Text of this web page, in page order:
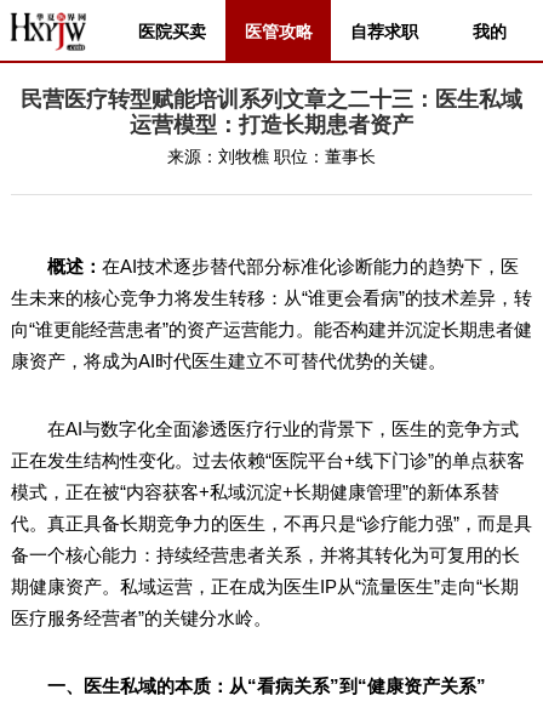
医院买卖 医管攻略 自荐求职 我的
民营医疗转型赋能培训系列文章之二十三：医生私域
运营模型：打造长期患者资产
来源： 刘牧樵 职位： 董事长
概述： 在AI技术逐步替代部分标准化诊断能力的趋势下，医
生未来的核心竞争力将发生转移：从“谁更会看病”的技术差异，转
向“谁更能经营患者”的资产运营能力。能否构建并沉淀长期患者健
康资产，将成为AI时代医生建立不可替代优势的关键。
在AI与数字化全面渗透医疗行业的背景下，医生的竞争方式
正在发生结构性变化。过去依赖“医院平台+线下门诊”的单点获客
模式，正在被“内容获客+私域沉淀+长期健康管理”的新体系替
代。真正具备长期竞争力的医生，不再只是“诊疗能力强”，而是具
备一个核心能力：持续经营患者关系，并将其转化为可复用的长
期健康资产。私域运营，正在成为医生IP从“流量医生”走向“长期
医疗服务经营者”的关键分水岭。
一、医生私域的本质：从“看病关系”到“健康资产关系”